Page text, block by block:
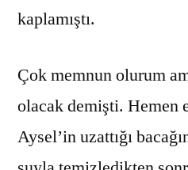
kaplamıştı.
Çok memnun olurum
olacak demişti. Hemen
Aysel’in uzattığı